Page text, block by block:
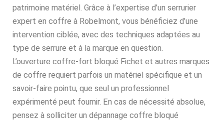
patrimoine matériel. Grâce à l’expertise d’un serrurier
expert en coffre à Robelmont, vous bénéficiez d’une
intervention ciblée, avec des techniques adaptées au
type de serrure et à la marque en question.
L’ouverture coffre-fort bloqué Fichet et autres marques
de coffre requiert parfois un matériel spécifique et un
savoir-faire pointu, que seul un professionnel
expérimenté peut fournir. En cas de nécessité absolue,
pensez à solliciter un dépannage coffre bloqué